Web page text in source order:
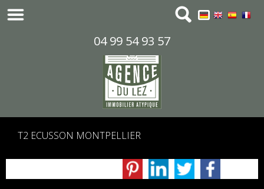
04 99 54 93 57
T2 ECUSSON MONTPELLIER